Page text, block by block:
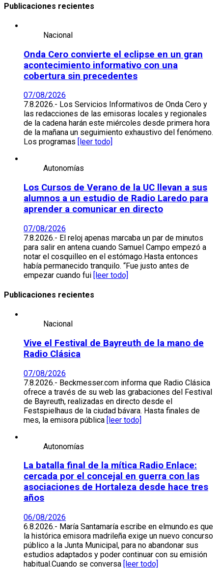
Publicaciones recientes
Nacional
Onda Cero convierte el eclipse en un gran
acontecimiento informativo con una
cobertura sin precedentes
07/08/2026
7.8.2026.- Los Servicios Informativos de Onda Cero y
las redacciones de las emisoras locales y regionales
de la cadena harán este miércoles desde primera hora
de la mañana un seguimiento exhaustivo del fenómeno.
Los programas
[leer todo]
Autonomías
Los Cursos de Verano de la UC llevan a sus
alumnos a un estudio de Radio Laredo para
aprender a comunicar en directo
07/08/2026
7.8.2026.- El reloj apenas marcaba un par de minutos
para salir en antena cuando Samuel Campo empezó a
notar el cosquilleo en el estómago.Hasta entonces
había permanecido tranquilo. “Fue justo antes de
empezar cuando fui [leer todo]
Publicaciones recientes
Nacional
Vive el Festival de Bayreuth de la mano de
Radio Clásica
07/08/2026
7.8.2026.- Beckmesser.com informa que Radio Clásica
ofrece a través de su web las grabaciones del Festival
de Bayreuth, realizadas en directo desde el
Festspielhaus de la ciudad bávara. Hasta finales de
mes, la emisora pública [leer todo]
Autonomías
La batalla final de la mítica Radio Enlace:
cercada por el concejal en guerra con las
asociaciones de Hortaleza desde hace tres
años
06/08/2026
6.8.2026.- María Santamaría escribe en elmundo.es que
la histórica emisora madrileña exige un nuevo concurso
público a la Junta Municipal, para no abandonar sus
estudios adaptados y poder continuar con su emisión
habitual.Cuando se conversa [leer todo]